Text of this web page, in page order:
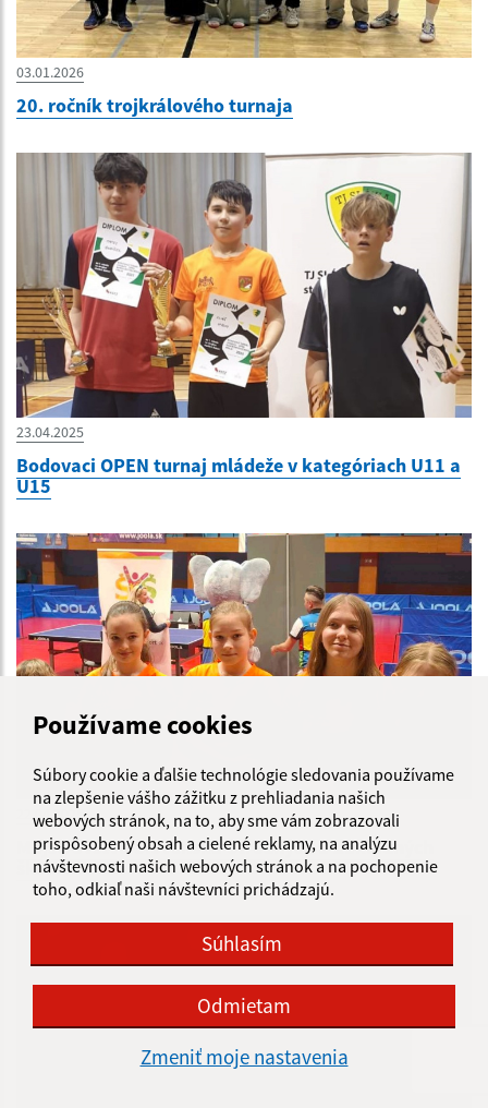
Používame cookies
Súbory cookie a ďalšie technológie sledovania používame
na zlepšenie vášho zážitku z prehliadania našich
webových stránok, na to, aby sme vám zobrazovali
prispôsobený obsah a cielené reklamy, na analýzu
návštevnosti našich webových stránok a na pochopenie
toho, odkiaľ naši návštevníci prichádzajú.
Súhlasím
Odmietam
Zmeniť moje nastavenia
03.01.2026
20. ročník trojkrálového turnaja
23.04.2025
Bodovaci OPEN turnaj mládeže v kategóriach U11 a
U15
22.04.2025
Majstrovstvá Slovenska Stredných a Základných
škôl